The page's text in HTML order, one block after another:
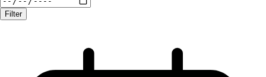
Filter